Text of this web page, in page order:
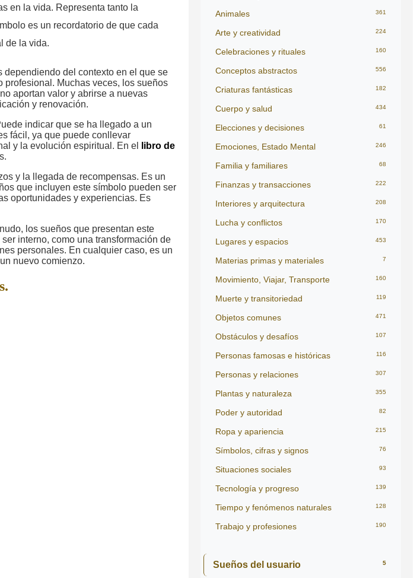
en la vida. Representa tanto la
es un recordatorio de que cada
de la vida.
dependiendo del contexto en el que se
profesional. Muchas veces, los sueños
aportan valor y abrirse a nuevas
y renovación.
indicar que se ha llegado a un
fácil, ya que puede conllevar
y la evolución espiritual. En el
libro de
y la llegada de recompensas. Es un
que incluyen este símbolo pueden ser
oportunidades y experiencias. Es
los sueños que presentan este
interno, como una transformación de
personales. En cualquier caso, es un
nuevo comienzo.
Animales 361
Arte y creatividad 224
Celebraciones y rituales 160
Conceptos abstractos 556
Criaturas fantásticas 182
Cuerpo y salud 434
Elecciones y decisiones 61
Emociones, Estado Mental 246
Familia y familiares 68
Finanzas y transacciones 222
Interiores y arquitectura 208
Lucha y conflictos 170
Lugares y espacios 453
Materias primas y materiales 7
Movimiento, Viajar, Transporte 160
Muerte y transitoriedad 119
Objetos comunes 471
Obstáculos y desafíos 107
Personas famosas e históricas 116
Personas y relaciones 307
Plantas y naturaleza 355
Poder y autoridad 82
Ropa y apariencia 215
Símbolos, cifras y signos 76
Situaciones sociales 93
Tecnología y progreso 139
Tiempo y fenómenos naturales 128
Trabajo y profesiones 190
Sueños del usuario 5